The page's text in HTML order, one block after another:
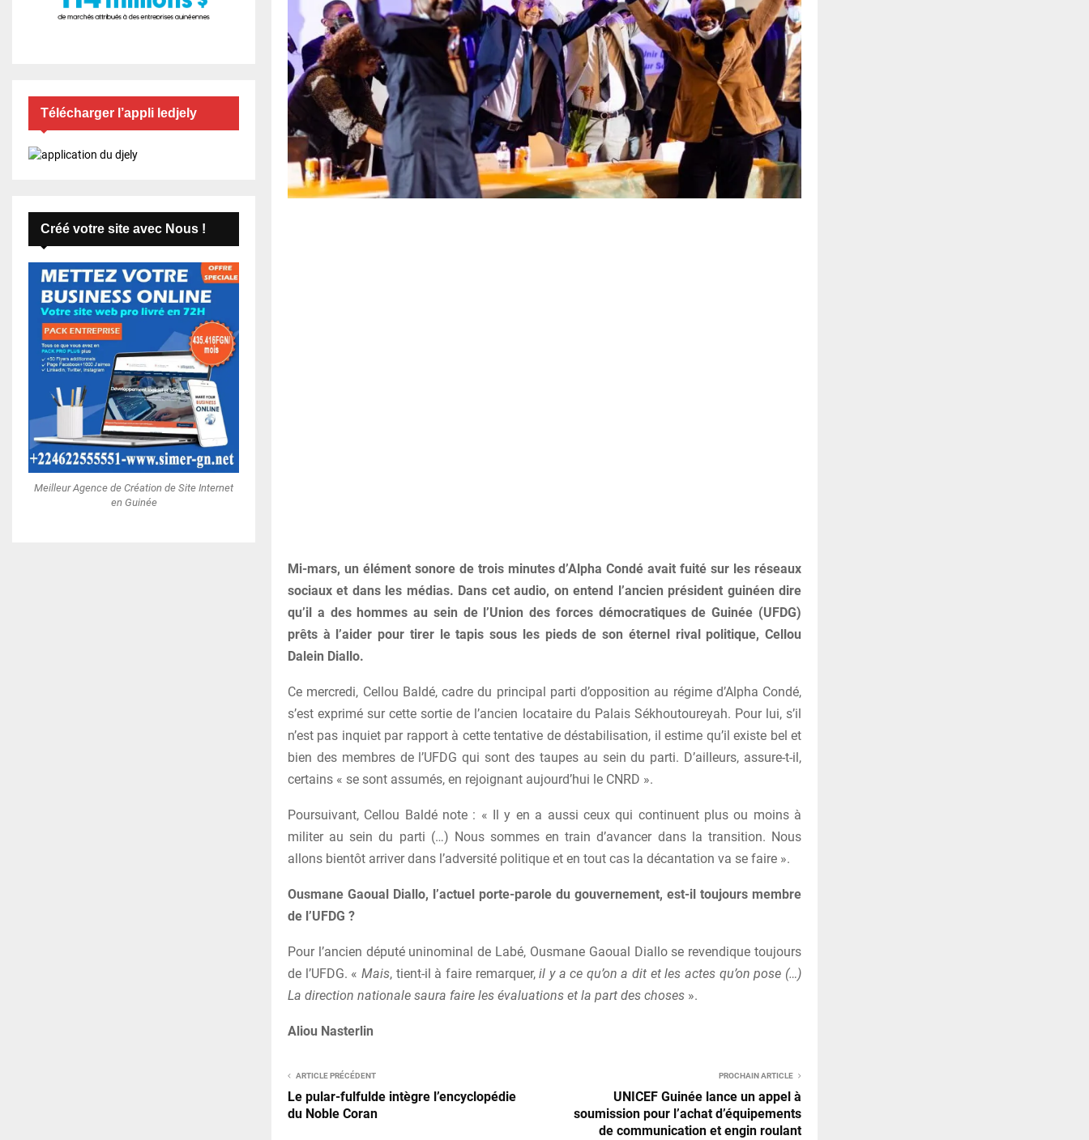
Mi-mars, un élément sonore de trois minutes d’Alpha Condé avait fuité sur les réseaux
sociaux et dans les médias. Dans cet audio, on entend l’ancien président guinéen dire
qu’il a des hommes au sein de l’Union des forces démocratiques de Guinée (UFDG)
prêts à l’aider pour tirer le tapis sous les pieds de son éternel rival politique, Cellou
Dalein Diallo.
Ce mercredi, Cellou Baldé, cadre du principal parti d’opposition au régime d’Alpha Condé,
s’est exprimé sur cette sortie de l’ancien locataire du Palais Sékhoutoureyah. Pour lui, s’il
n’est pas inquiet par rapport à cette tentative de déstabilisation, il estime qu’il existe bel et
bien des membres de l’UFDG qui sont des taupes au sein du parti. D’ailleurs, assure-t-il,
certains « se sont assumés, en rejoignant aujourd’hui le CNRD ».
Poursuivant, Cellou Baldé note : « Il y en a aussi ceux qui continuent plus ou moins à
militer au sein du parti (…) Nous sommes en train d’avancer dans la transition. Nous
allons bientôt arriver dans l’adversité politique et en tout cas la décantation va se faire ».
Ousmane Gaoual Diallo, l’actuel porte-parole du gouvernement, est-il toujours membre
de l’UFDG ?
Pour l’ancien député uninominal de Labé, Ousmane Gaoual Diallo se revendique toujours
de l’UFDG. « Mais, tient-il à faire remarquer,il y a ce qu’on a dit et les actes qu’on pose (…)
La direction nationale saura faire les évaluations et la part des choses ».
Aliou Nasterlin
ARTICLE PRÉCÉDENT
Le pular-fulfulde intègre l’encyclopédie
du Noble Coran
PROCHAIN ARTICLE
UNICEF Guinée lance un appel à
soumission pour l’achat d’équipements
de communication et engin roulant
Télécharger l’appli ledjely
Créé votre site avec Nous !
Meilleur Agence de Création de Site Internet
en Guinée